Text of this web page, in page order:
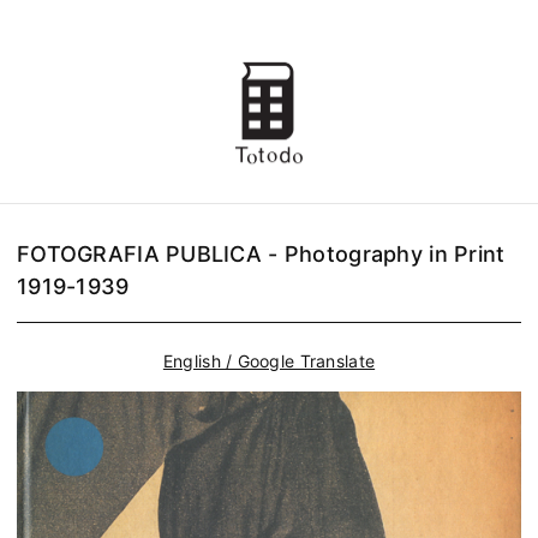
FOTOGRAFIA PUBLICA - Photography in Print
1919-1939
English / Google Translate